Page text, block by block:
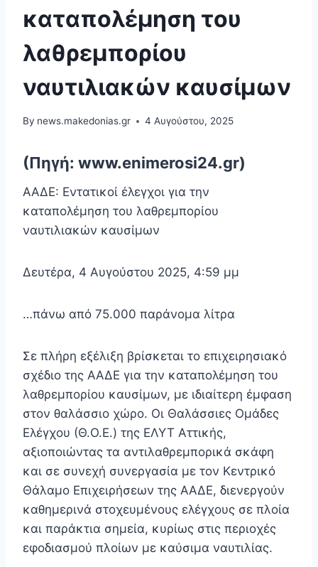
καταπολέμηση του
λαθρεμπορίου
ναυτιλιακών καυσίμων
By news.makedonias.gr 4 Αυγούστου, 2025
(Πηγή: www.enimerosi24.gr)
ΑΑΔΕ: Εντατικοί έλεγχοι για την
καταπολέμηση του λαθρεμπορίου
ναυτιλιακών καυσίμων
Δευτέρα, 4 Αυγούστου 2025, 4:59 μμ
…πάνω από 75.000 παράνομα λίτρα
Σε πλήρη εξέλιξη βρίσκεται το επιχειρησιακό
σχέδιο της ΑΑΔΕ για την καταπολέμηση του
λαθρεμπορίου καυσίμων, με ιδιαίτερη έμφαση
στον θαλάσσιο χώρο. Οι Θαλάσσιες Ομάδες
Ελέγχου (Θ.Ο.Ε.) της ΕΛΥΤ Αττικής,
αξιοποιώντας τα αντιλαθρεμπορικά σκάφη
και σε συνεχή συνεργασία με τον Κεντρικό
Θάλαμο Επιχειρήσεων της ΑΑΔΕ, διενεργούν
καθημερινά στοχευμένους ελέγχους σε πλοία
και παράκτια σημεία, κυρίως στις περιοχές
εφοδιασμού πλοίων με καύσιμα ναυτιλίας.